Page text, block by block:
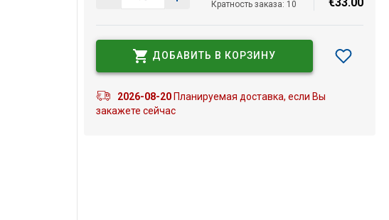
Кратность заказа: 10
ДОБАВИТЬ В КОРЗИНУ
2026-08-20Планируемая доставка, если Вы
закажете сейчас